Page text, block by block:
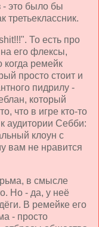
- это было бы
третьеклассник.
То есть про
его флексы,
когда ремейк
просто стоит и
пидрилу -
который
что в игре кто-то
аудитории Себби:
клоун с
вам не нравится
в смысле
Но - да, у неё
В ремейке его
- просто